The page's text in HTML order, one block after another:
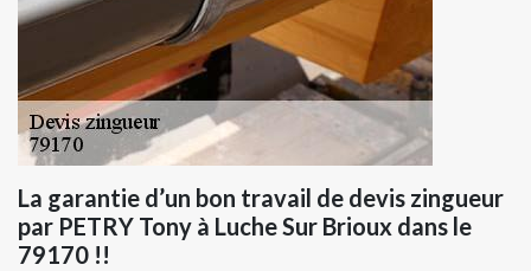
La garantie d’un bon travail de devis zingueur
par PETRY Tony à Luche Sur Brioux dans le
79170 !!